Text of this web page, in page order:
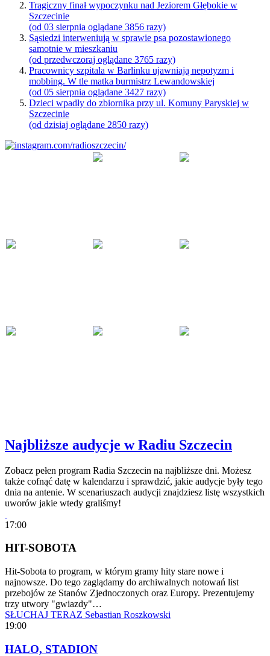
Tragiczny finał wypoczynku nad Jeziorem Głębokie w
Szczecinie
(od 03 sierpnia oglądane 3856 razy)
Sąsiedzi interweniują w sprawie psa pozostawionego
samotnie w mieszkaniu
(od przedwczoraj oglądane 3765 razy)
Pracownicy szpitala w Barlinku ujawniają nepotyzm i
mobbing. W tle matka burmistrz Lewandowskiej
(od 05 sierpnia oglądane 3427 razy)
Dzieci wpadły do zbiornika przy ul. Komuny Paryskiej w
Szczecinie
(od dzisiaj oglądane 2850 razy)
Najbliższe audycje w Radiu Szczecin
Zobacz pełen program Radia Szczecin na najbliższe dni. Możesz
także cofnąć datę w kalendarzu i sprawdzić, jakie audycje były tego
dnia na antenie. W scenariuszach audycji znajdziesz listę wszystkich
uworów jakie wtedy graliśmy!
17:00
HIT-SOBOTA
Hit-Sobota to program, w którym gramy hity stare nowe i
najnowsze. Do tego zaglądamy do archiwalnych notowań list
przebojów ze Stanów Zjednoczonych oraz Europy. Prezentujemy
trzy utwory "gwiazdy"…
SŁUCHAJ TERAZ Sebastian Roszkowski
19:00
HALO, STADION